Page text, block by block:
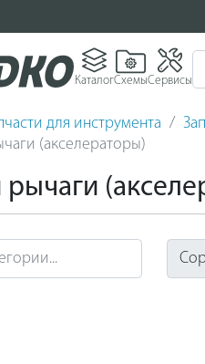
КаталогСхемыСервисы
для инструмента
(акселераторы)
рычаги